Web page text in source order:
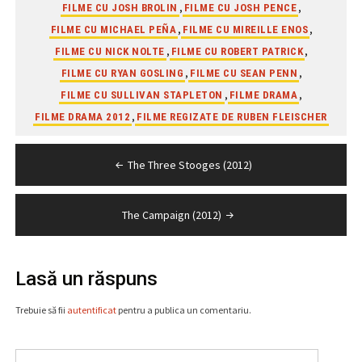
FILME CU JOSH BROLIN , FILME CU JOSH PENCE ,
FILME CU MICHAEL PEÑA , FILME CU MIREILLE ENOS ,
FILME CU NICK NOLTE , FILME CU ROBERT PATRICK,
FILME CU RYAN GOSLING , FILME CU SEAN PENN ,
FILME CU SULLIVAN STAPLETON , FILME DRAMA ,
FILME DRAMA 2012 , FILME REGIZATE DE RUBEN FLEISCHER
în
The Three Stooges (2012)
The Campaign (2012)
Lasă un răspuns
Trebuie să fii autentificatpentru a publica un comentariu.